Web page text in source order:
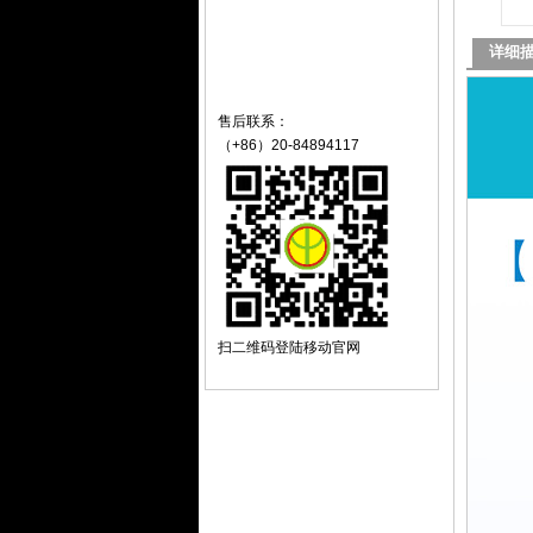
售后联系：
（+86）20-84894117
扫二维码登陆移动官网
详细